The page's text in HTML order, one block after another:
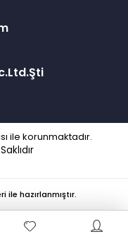
ile korunmaktadır.
hazırlanmıştır.